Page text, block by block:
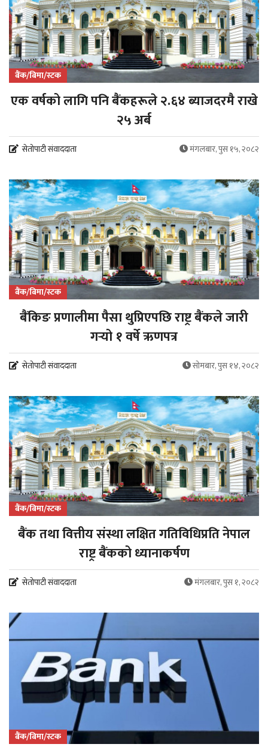
बैंक/बिमा/स्टक
एक वर्षको लागि पनि बैंकहरूले २.६४ ब्याजदरमै राखे
२५ अर्ब
सेतोपाटी संवाददाता मंगलबार, पुस १५, २०८२
बैंक/बिमा/स्टक
बैंकिङ प्रणालीमा पैसा थुप्रिएपछि राष्ट्र बैंकले जारी
गर्‍यो १ वर्षे ऋणपत्र
सेतोपाटी संवाददाता सोमबार, पुस १४, २०८२
बैंक/बिमा/स्टक
बैंक तथा वित्तीय संस्था लक्षित गतिविधिप्रति नेपाल
राष्ट्र बैंकको ध्यानाकर्षण
सेतोपाटी संवाददाता मंगलबार, पुस १, २०८२
बैंक/बिमा/स्टक